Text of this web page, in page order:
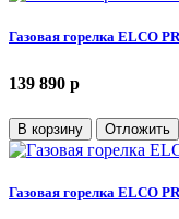
Газовая горелка ELCO
139 890 p
В корзину Отложить
Газовая горелка ELCO